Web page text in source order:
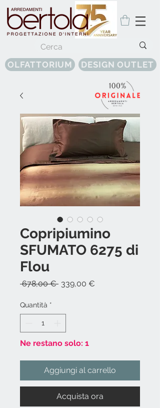
OLFATTORIUM DESIGN OUTLET
Copripiumino
SFUMATO 6275 di
Flou
678,00 € Prezzo
339,00 €
Quantità *
Ne restano solo: 1
Aggiungi al carrello
Acquista ora